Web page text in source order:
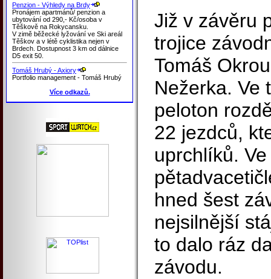
Penzion - Výhledy na Brdy
Pronájem apartmánů/ penzion a
ubytování od 290,- Kč/osoba v
Těškově na Rokycansku.
V zimě běžecké lyžování ve Ski areál
Těškov a v létě cyklistika nejen v
Brdech. Dostupnost 3 km od dálnice
D5 exit 50.
Tomáš Hrubý - Axiory
Portfolio management - Tomáš Hrubý
Více odkazů.
Již v závěru
trojice
Tomáš
Nežerka. Ve
peloton
22 jezdců,
uprchlíků.
hned šest
nejsilnější
to dalo ráz
závodu.